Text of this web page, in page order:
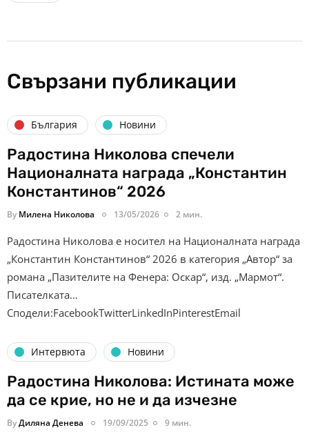
Свързани публикации
България Новини
Радостина Николова спечели
Националната награда „Константин
Константинов“ 2026
By Милена Николова 13/05/2026 2 мин.
Радостина Николова е носител на Националната награда
„Константин Константинов“ 2026 в категория „Автор“ за
романа „Пазителите на Фенера: Оскар“, изд. „Мармот“.
Писателката…
Сподели:FacebookTwitterLinkedInPinterestEmail
Интервюта Новини
Радостина Николова: Истината може
да се крие, но не и да изчезне
ByДиляна Денева 19/09/2025 9 мин.